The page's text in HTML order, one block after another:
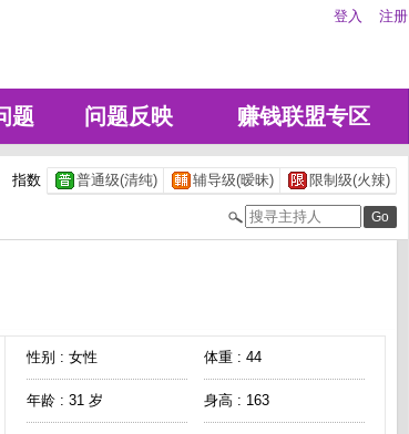
登入 注册
题 问题反映 赚钱联盟专区
指数 普通级(清纯) 辅导级(暧昧) 限制级(火辣)
性别 : 女性 体重 : 44
年龄 : 31 岁 身高 : 163